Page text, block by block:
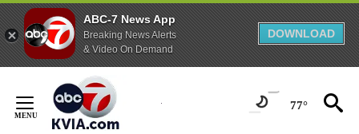
ABC-7 News App
Breaking News Alerts
& Video On Demand
DOWNLOAD
Content
77°